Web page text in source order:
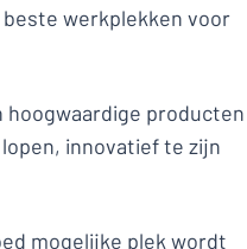
werkplekken voor
hoogwaardige producten
innovatief te zijn
mogelijke plek wordt